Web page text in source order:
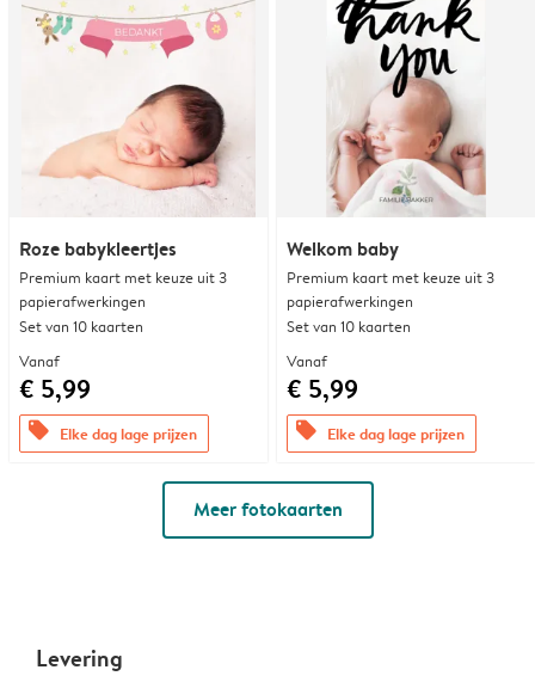
Roze babykleertjes
Premium kaart met keuze uit 3
papierafwerkingen
Set van 10 kaarten
Vanaf
€ 5,99
offers Elke dag lage prijzen
Welkom baby
Premium kaart met keuze uit 3
papierafwerkingen
Set van 10 kaarten
Vanaf
€ 5,99
offers Elke dag lage prijzen
Meer fotokaarten
Levering